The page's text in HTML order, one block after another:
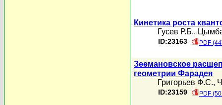
Кинетика роста
Гусев Р.Б.,
ID:23163 PDF
Зеемановское
геометрии Фарадея
Григорьев Ф.С.,
ID:23159 PDF